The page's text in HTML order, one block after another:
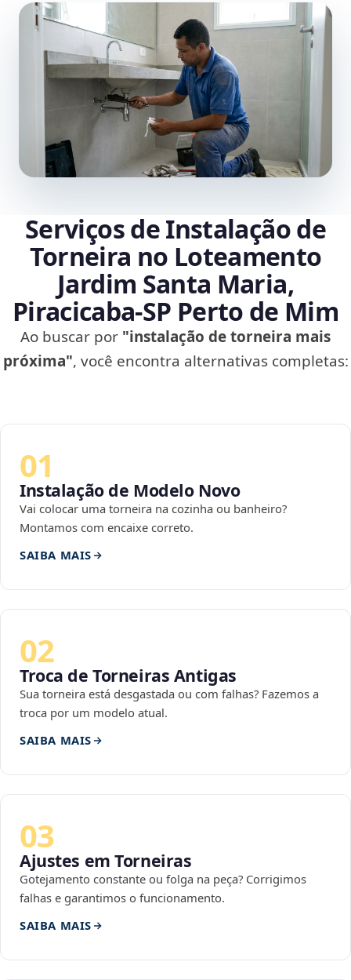
Serviços de Instalação de
Torneira no Loteamento
Jardim Santa Maria,
Piracicaba‑SP Perto de Mim
Ao buscar por "instalação de torneira mais
próxima", você encontra alternativas completas:
01
Instalação de Modelo Novo
Vai colocar uma torneira na cozinha ou banheiro?
Montamos com encaixe correto.
SAIBA MAIS
02
Troca de Torneiras Antigas
Sua torneira está desgastada ou com falhas? Fazemos a
troca por um modelo atual.
SAIBA MAIS
03
Ajustes em Torneiras
Gotejamento constante ou folga na peça? Corrigimos
falhas e garantimos o funcionamento.
SAIBA MAIS